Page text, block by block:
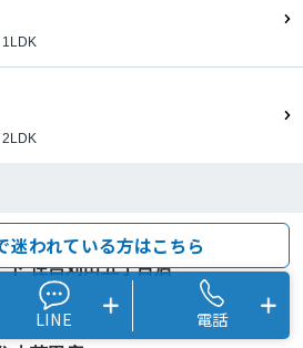
1LDK
2LDK
ア
ト 住吉苅田五丁目店
迷われている方はこちら
LINE 電話